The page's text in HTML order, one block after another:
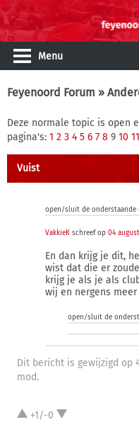
Menu
Feyenoord Forum »
Deze normale topic is open
pagina's: 1 2 3 4 5 6 7 8 9 10 11
Vuist
open/sluit de onderstaande
VakkieK schreef op 04
En dan krijg je dit,
wist dat die er
krijg je als je als
wij en nergens
open/sluit de
Dit bericht is gewijzigd op
mod.
+1/-0